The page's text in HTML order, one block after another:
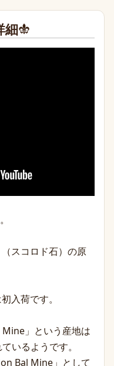
細
スコロド石）の原
入荷です。
」という産地は
いるようです。
Bal Mine」として